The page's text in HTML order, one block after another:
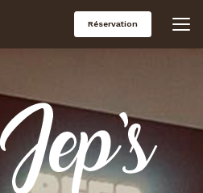
Réservation